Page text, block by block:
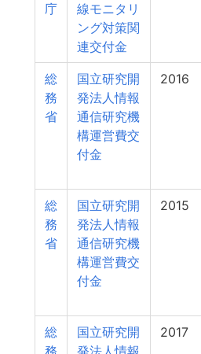
庁
線モニタリ
ング対策関
連交付金
総
務
省
国立研究開
発法人情報
通信研究機
構運営費交
付金
2016
総
務
省
国立研究開
発法人情報
通信研究機
構運営費交
付金
2015
総
務
国立研究開
発法人情報
2017